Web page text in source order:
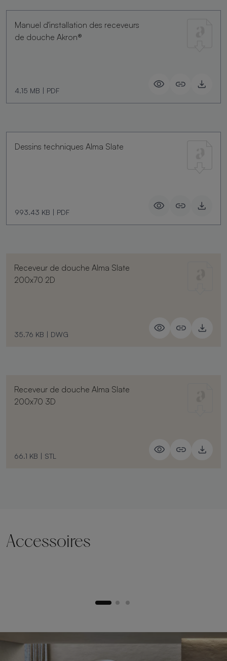
Manuel d'installation des receveurs
de douche Akron®
4.15 MB | PDF
Dessins techniques Alma Slate
993.43 KB | PDF
Receveur de douche Alma Slate
200x70 2D
35.76 KB | DWG
Receveur de douche Alma Slate
200x70 3D
66.1 KB | STL
Accessoires